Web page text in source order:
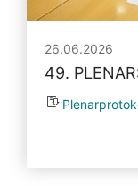
26.06.2026
49.